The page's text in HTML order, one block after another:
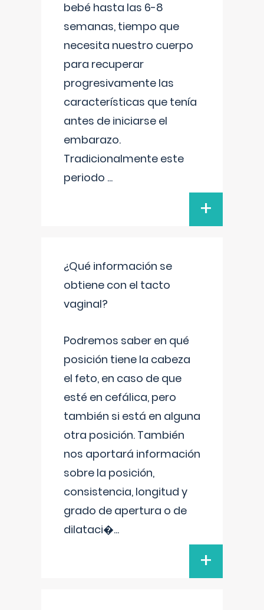
bebé hasta las 6-8
semanas, tiempo que
necesita nuestro cuerpo
para recuperar
progresivamente las
características que tenía
antes de iniciarse el
embarazo.
Tradicionalmente este
periodo ...
+
¿Qué información se
obtiene con el tacto
vaginal?
Podremos saber en qué
posición tiene la cabeza
el feto, en caso de que
esté en cefálica, pero
también si está en alguna
otra posición. También
nos aportará información
sobre la posición,
consistencia, longitud y
grado de apertura o de
dilataci�...
+